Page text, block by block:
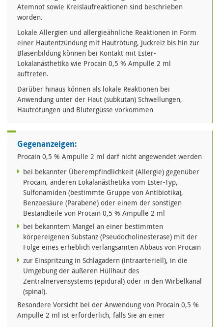
Atemnot sowie Kreislaufreaktionen sind beschrieben
worden.
Lokale Allergien und allergieähnliche Reaktionen in Form
einer Hautentzündung mit Hautrötung, Juckreiz bis hin zur
Blasenbildung können bei Kontakt mit Ester-
Lokalanästhetika wie Procain 0,5 % Ampulle 2 ml
auftreten.
Darüber hinaus können als lokale Reaktionen bei
Anwendung unter der Haut (subkutan) Schwellungen,
Hautrötungen und Blutergüsse vorkommen
Gegenanzeigen:
Procain 0,5 % Ampulle 2 ml darf nicht angewendet werden
bei bekannter Überempfindlichkeit (Allergie) gegenüber
Procain, anderen Lokalanästhetika vom Ester-Typ,
Sulfonamiden (bestimmte Gruppe von Antibiotika),
Benzoesäure (Parabene) oder einem der sonstigen
Bestandteile von Procain 0,5 % Ampulle 2 ml
bei bekanntem Mangel an einer bestimmten
körpereigenen Substanz (Pseudocholinesterase) mit der
Folge eines erheblich verlangsamten Abbaus von Procain
zur Einspritzung in Schlagadern (intraarteriell), in die
Umgebung der äußeren Hüllhaut des
Zentralnervensystems (epidural) oder in den Wirbelkanal
(spinal).
Besondere Vorsicht bei der Anwendung von Procain 0,5 %
Ampulle 2 ml ist erforderlich, falls Sie an einer